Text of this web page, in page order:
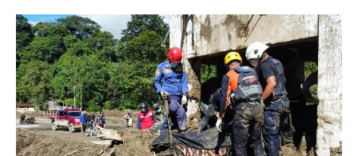
Umfragen, Prognosen,
Wahlprogramme, aktuelle Berichte
und Hintergründe zu den Parteien
und Kandidaten der anstehenden
Wahl.
Sendungen Programm Podcasts
Audio-Archiv